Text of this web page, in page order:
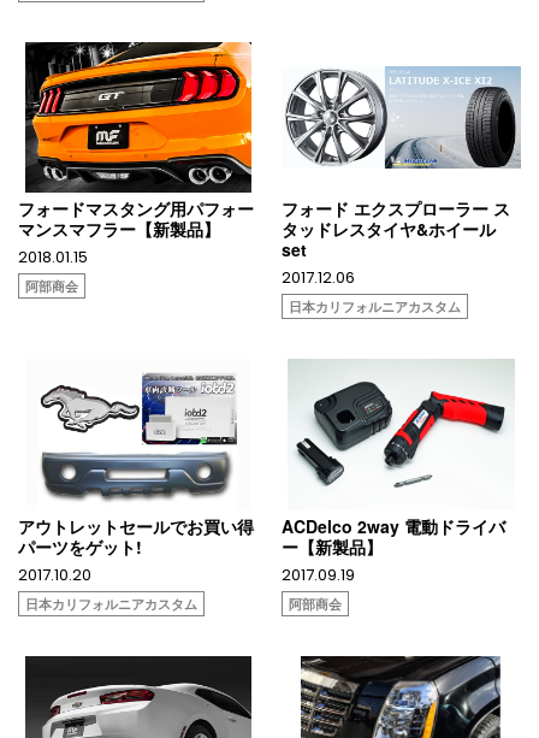
フォードマスタング用パフォー
マンスマフラー【新製品】
2018.01.15
阿部商会
フォード エクスプローラー ス
タッドレスタイヤ&ホイール
set
2017.12.06
日本カリフォルニアカスタム
アウトレットセールでお買い得
パーツをゲット!
2017.10.20
日本カリフォルニアカスタム
ACDelco 2way 電動ドライバ
ー【新製品】
2017.09.19
阿部商会